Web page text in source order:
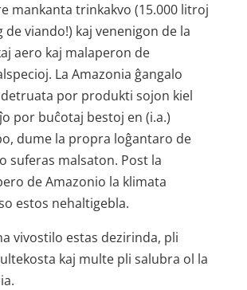
mankanta trinkakvo (15.000 litroj
de viando!) kaj venenigon de la
aero kaj malaperon de
La Amazonia ĝangalo
por produkti sojon kiel
por buĉotaj bestoj en (i.a.)
dume la propra loĝantaro de
suferas malsaton. Post la
de Amazonio la klimata
estos nehaltigebla.
vivostilo estas dezirinda, pli
kaj multe pli salubra ol la